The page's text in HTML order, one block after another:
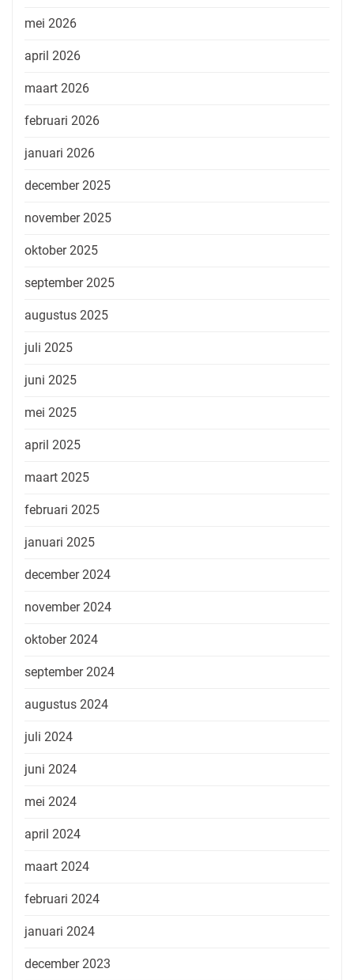
mei 2026
april 2026
maart 2026
februari 2026
januari 2026
december 2025
november 2025
oktober 2025
september 2025
augustus 2025
juli 2025
juni 2025
mei 2025
april 2025
maart 2025
februari 2025
januari 2025
december 2024
november 2024
oktober 2024
september 2024
augustus 2024
juli 2024
juni 2024
mei 2024
april 2024
maart 2024
februari 2024
januari 2024
december 2023